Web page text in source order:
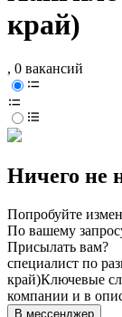
край)
, 0 вакансий
Ничего не
Попробуйте
По вашему
Присылать вам?
специалист по
край)Ключевые
компании и в
В мессенджер